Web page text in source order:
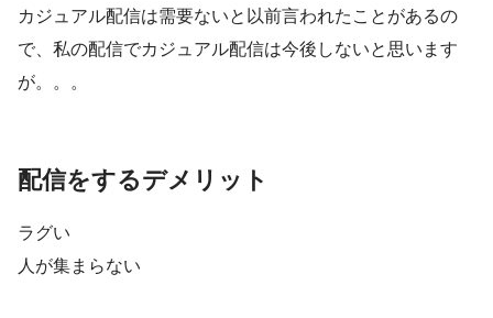
カジュアル配信は需要ないと以前言われたことがあるの
で、私の配信でカジュアル配信は今後しないと思います
が。。。
配信をするデメリット
ラグい
人が集まらない